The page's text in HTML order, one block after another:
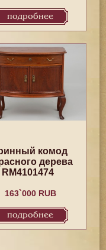
подробнее
комод
дерева
RM4101474
163`000 RUB
подробнее